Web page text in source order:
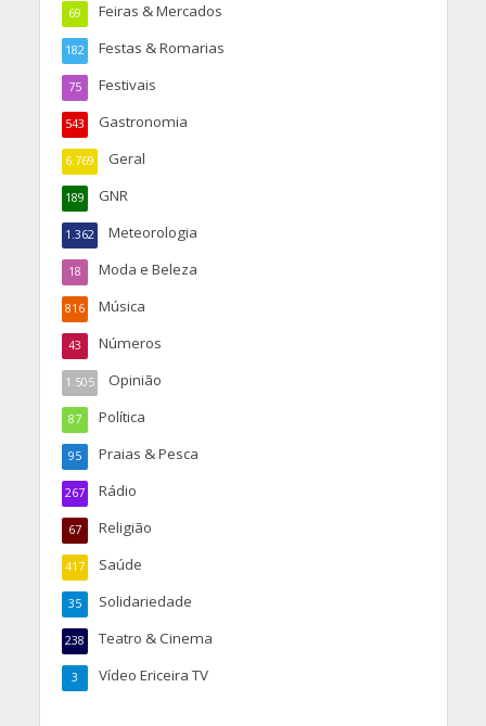
Feiras & Mercados
69
Festas & Romarias
182
Festivais
75
Gastronomia
543
Geral
6.769
GNR
189
Meteorologia
1.362
Moda e Beleza
18
Música
816
Números
43
Opinião
1.505
Política
87
Praias & Pesca
95
Rádio
267
Religião
67
Saúde
417
Solidariedade
35
Teatro & Cinema
238
Vídeo Ericeira TV
3